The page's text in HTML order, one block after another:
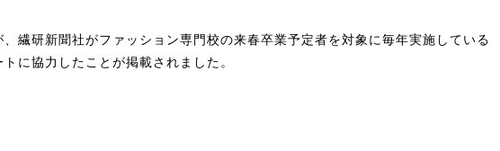
繊研新聞社がファッション専門校の来春卒業予定者を対象に毎年実施している
に協力したことが掲載されました。